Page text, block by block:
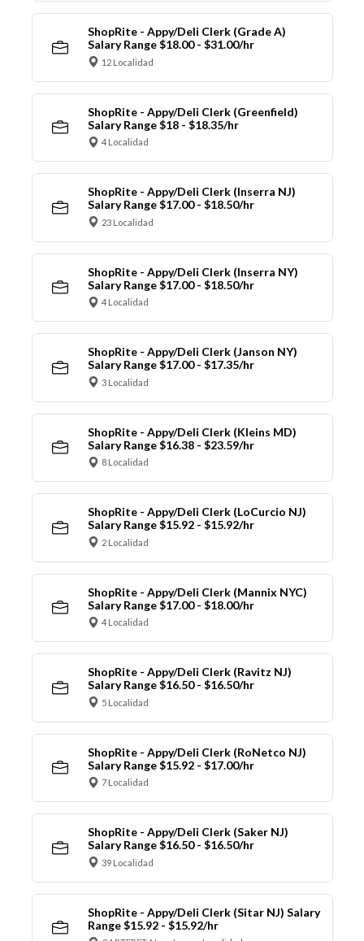
ShopRite - Appy/Deli Clerk (Grade A)
Salary Range $18.00 - $31.00/hr
12 Localidad
ShopRite - Appy/Deli Clerk (Greenfield)
Salary Range $18 - $18.35/hr
4 Localidad
ShopRite - Appy/Deli Clerk (Inserra NJ)
Salary Range $17.00 - $18.50/hr
23 Localidad
ShopRite - Appy/Deli Clerk (Inserra NY)
Salary Range $17.00 - $18.50/hr
4 Localidad
ShopRite - Appy/Deli Clerk (Janson NY)
Salary Range $17.00 - $17.35/hr
3 Localidad
ShopRite - Appy/Deli Clerk (Kleins MD)
Salary Range $16.38 - $23.59/hr
8 Localidad
ShopRite - Appy/Deli Clerk (LoCurcio NJ)
Salary Range $15.92 - $15.92/hr
2 Localidad
ShopRite - Appy/Deli Clerk (Mannix NYC)
Salary Range $17.00 - $18.00/hr
4 Localidad
ShopRite - Appy/Deli Clerk (Ravitz NJ)
Salary Range $16.50 - $16.50/hr
5 Localidad
ShopRite - Appy/Deli Clerk (RoNetco NJ)
Salary Range $15.92 - $17.00/hr
7 Localidad
ShopRite - Appy/Deli Clerk (Saker NJ)
Salary Range $16.50 - $16.50/hr
39 Localidad
ShopRite - Appy/Deli Clerk (Sitar NJ) Salary
Range $15.92 - $15.92/hr